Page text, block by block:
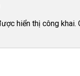
hiển thị công khai.